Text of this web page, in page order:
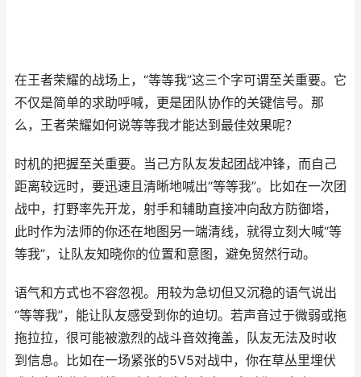
在王者荣耀的战场上，“等等我”这三个字可谓至关重要。它
不仅是简单的求助呼喊，更是团队协作的关键信号。那
么，王者荣耀如何说等等我才能达到最佳效果呢？
时机的把握至关重要。当己方队友发起团战冲锋，而自己
距离较远时，要迅速且清晰地喊出“等等我”。比如在一次团
战中，打野率先开龙，射手和辅助直接冲向敌方防御塔，
此时作为法师的你还在地图另一端清线，就得立刻大喊“等
等我”，让队友知晓你的位置和意图，避免贸然行动。
语气和方式也不容忽视。用较为急切但又沉稳的语气说出
“等等我”，能让队友感受到你的迫切。若声音过于微弱或拖
拖拉拉，很可能被激烈的战斗音效掩盖，队友无法及时收
到信息。比如在一场紧张的5V5对战中，你在草丛里埋伏